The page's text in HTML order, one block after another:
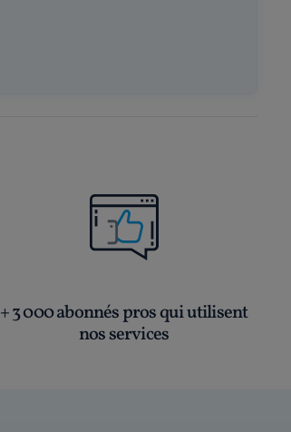
+ 3 000 abonnés pros qui utilisent
nos services